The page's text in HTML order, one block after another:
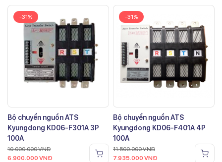
-31%
Bộ chuyển nguồn ATS
Kyungdong KD06-F301A 3P
100A
10.000.000VNĐ
6.900.000 VNĐ
-31%
Bộ chuyển nguồn ATS
Kyungdong KD06-F401A 4P
100A
11.500.000VNĐ
7.935.000 VNĐ